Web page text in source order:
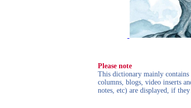
Please note
This dictionary mainly contains
columns, blogs, video inserts
notes, etc) are displayed, if